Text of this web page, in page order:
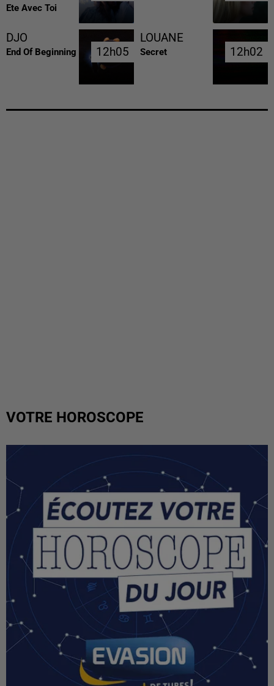
Ete Avec Toi
DJO
End Of Beginning 12h05
12h05
LOUANE
Secret 12h02
12h02
VOTRE HOROSCOPE